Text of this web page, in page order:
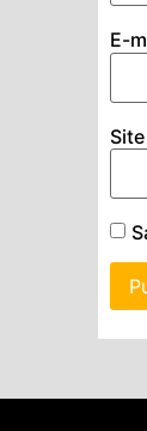
E-
Site